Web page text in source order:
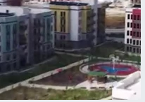
Spor
Yaşam
Yerel Yönetimler